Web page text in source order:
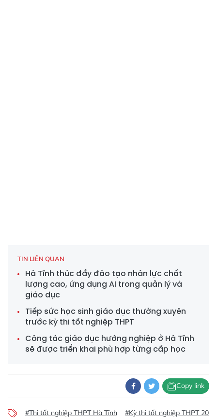
TIN LIÊN QUAN
Hà Tĩnh thúc đẩy đào tạo nhân lực chất
lượng cao, ứng dụng AI trong quản lý và
giáo dục
Tiếp sức học sinh giáo dục thường xuyên
trước kỳ thi tốt nghiệp THPT
Công tác giáo dục hướng nghiệp ở Hà Tĩnh
sẽ được triển khai phù hợp từng cấp học
Copy link
#Thi tốt nghiệp THPT Hà Tĩnh #Kỳ thi tốt nghiệp THPT 2026